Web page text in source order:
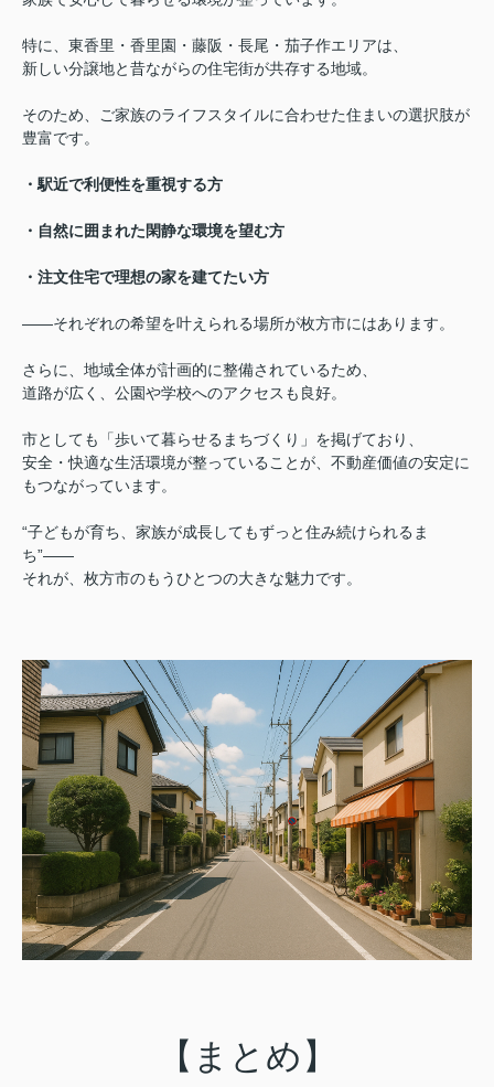
特に、東香里・香里園・藤阪・長尾・茄子作エリアは、
新しい分譲地と昔ながらの住宅街が共存する地域。
そのため、ご家族のライフスタイルに合わせた住まいの選択肢が
豊富です。
・駅近で利便性を重視する方
・自然に囲まれた閑静な環境を望む方
・注文住宅で理想の家を建てたい方
——それぞれの希望を叶えられる場所が枚方市にはあります。
さらに、地域全体が計画的に整備されているため、
道路が広く、公園や学校へのアクセスも良好。
市としても「歩いて暮らせるまちづくり」を掲げており、
安全・快適な生活環境が整っていることが、不動産価値の安定に
もつながっています。
“子どもが育ち、家族が成長してもずっと住み続けられるま
ち”——
それが、枚方市のもうひとつの大きな魅力です。
【まとめ】